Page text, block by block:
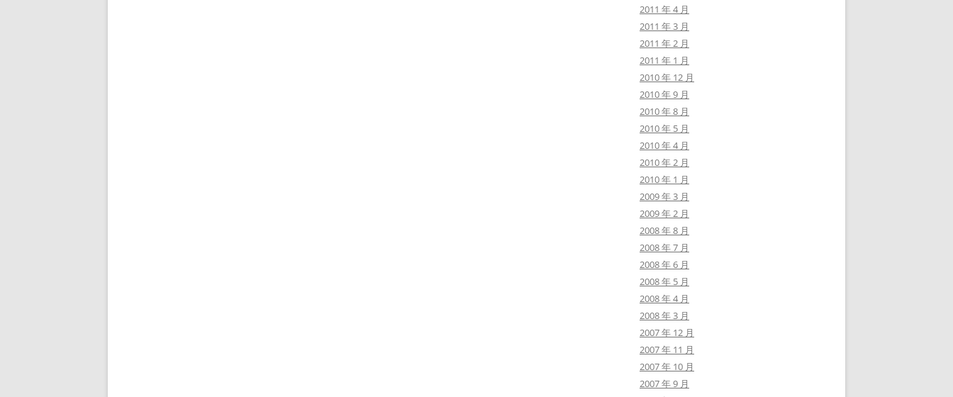
2011 年 4 月
2011 年 3 月
2011 年 2 月
2011 年 1 月
2010 年 12 月
2010 年 9 月
2010 年 8 月
2010 年 5 月
2010 年 4 月
2010 年 2 月
2010 年 1 月
2009 年 3 月
2009 年 2 月
2008 年 8 月
2008 年 7 月
2008 年 6 月
2008 年 5 月
2008 年 4 月
2008 年 3 月
2007 年 12 月
2007 年 11 月
2007 年 10 月
2007 年 9 月